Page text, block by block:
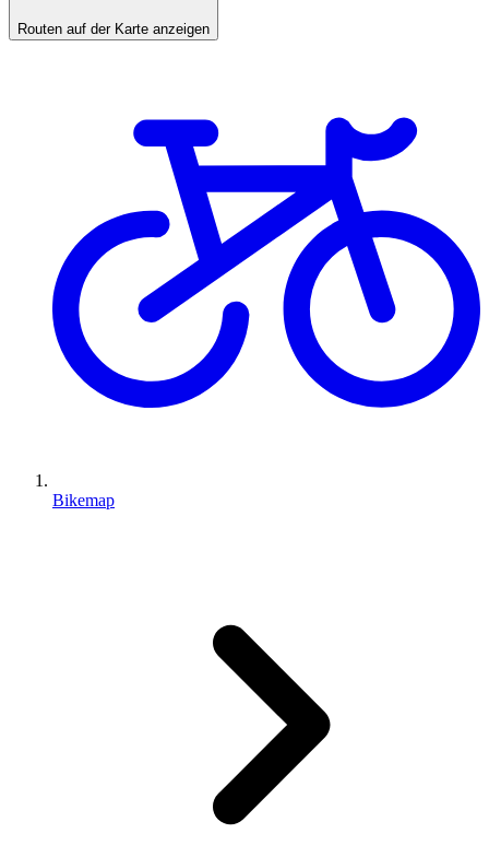
Routen auf der Karte anzeigen
Bikemap